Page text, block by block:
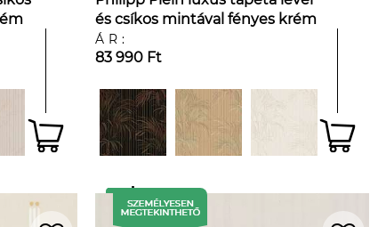
és csíkos mintával fényes krém
és zöld színben
ÁR:
83 990 Ft